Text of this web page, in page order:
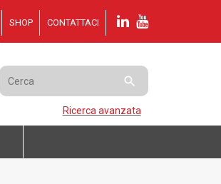
SHOP CONTATTACI

Ricerca avanzata